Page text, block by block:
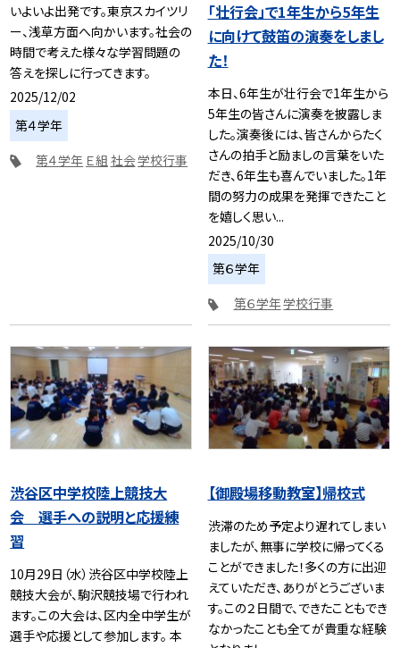
いよいよ出発です。東京スカイツリ
ー、浅草方面へ向かいます。社会の
時間で考えた様々な学習問題の
答えを探しに行ってきます。
2025/12/02
第４学年
第４学年 Ｅ組 社会学校行事
「壮行会」で1年生から5年生
に向けて鼓笛の演奏をしまし
た！
本日、6年生が壮行会で1年生から
5年生の皆さんに演奏を披露しま
した。演奏後には、皆さんからたく
さんの拍手と励ましの言葉をいた
だき、6年生も喜んでいました。1年
間の努力の成果を発揮できたこと
を嬉しく思い...
2025/10/30
第６学年
第６学年学校行事
渋谷区中学校陸上競技大
会 選手への説明と応援練
習
10月29日（水）渋谷区中学校陸上
競技大会が、駒沢競技場で行われ
ます。この大会は、区内全中学生が
選手や応援として参加します。 本
【御殿場移動教室】帰校式
渋滞のため予定より遅れてしまい
ましたが、無事に学校に帰ってくる
ことができました！多くの方に出迎
えていただき、ありがとうございま
す。この２日間で、できたこともでき
なかったことも全てが貴重な経験